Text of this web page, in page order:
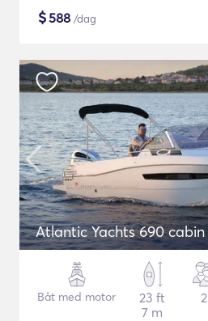
$588 /dag
Atlantic Yachts 690 cabin
Båt med motor
23 ft
7 m
2